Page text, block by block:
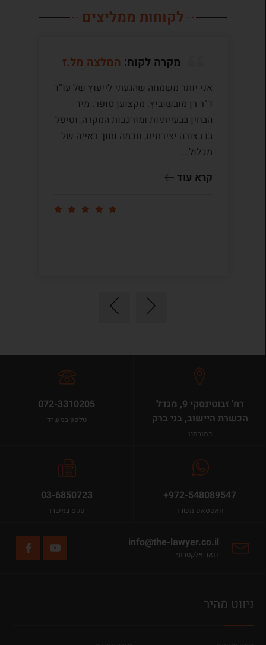
לקוחות ממליצים
מקרה לקוח: המלצה מל.ז
אני יותר משמחה שהגעתי לייעוץ של עו”ד
ד”ר רן מובשוביץ. מקצוען סופר. מיד
הבחין בבעייתיות ומורכבות המקרה, וטיפל
בו בצורה יצירתית, חכמה ותוך ראייה של
מכלול...
קרא עוד
רח' זבוטינסקי 9, מגדל
הכשרת היישוב, בני ברק
כתובתנו
072-3310205
טלפון במשרד
+972-548089547
וואטסאפ משרד
03-6850723
פקס במשרד
info@the-lawyer.co.il
דואר אלקטרוני
ניווט מהיר